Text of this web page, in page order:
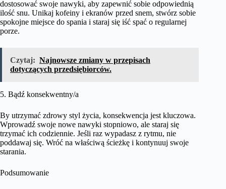
dostosować swoje nawyki, aby zapewnić sobie odpowiednią
ilość snu. Unikaj kofeiny i ekranów przed snem, stwórz sobie
spokojne miejsce do spania i staraj się iść spać o regularnej
porze.
Czytaj: Najnowsze zmiany w przepisach
dotyczących przedsiębiorców.
5. Bądź konsekwentny/a
By utrzymać zdrowy styl życia, konsekwencja jest kluczowa.
Wprowadź swoje nowe nawyki stopniowo, ale staraj się
trzymać ich codziennie. Jeśli raz wypadasz z rytmu, nie
poddawaj się. Wróć na właściwą ścieżkę i kontynuuj swoje
starania.
Podsumowanie